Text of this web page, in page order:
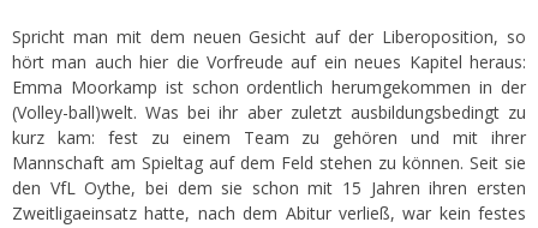
Spricht man mit dem neuen Gesicht auf der Liberoposition, so
hört man auch hier die Vorfreude auf ein neues Kapitel heraus:
Emma Moorkamp ist schon ordentlich herumgekommen in der
(Volley-ball)welt. Was bei ihr aber zuletzt ausbildungsbedingt zu
kurz kam: fest zu einem Team zu gehören und mit ihrer
Mannschaft am Spieltag auf dem Feld stehen zu können. Seit sie
den VfL Oythe, bei dem sie schon mit 15 Jahren ihren ersten
Zweitligaeinsatz hatte, nach dem Abitur verließ, war kein festes